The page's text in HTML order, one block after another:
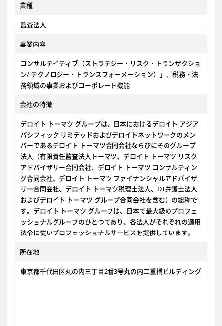
業種
監査法人
事業内容
コンサルテイティブ（ストラテジー・リスク・トランザクショ
ン/ テクノロジー・トランスフォーメーション）」、税務・法
務領域の事業およびコーポレート機能
会社の特徴
デロイト トーマツ グループは、日本におけるデロイト アジア
パシフィック リミテッドおよびデロイトネットワークのメン
バーであるデロイト トーマツ合同会社ならびにそのグループ
法人（有限責任監査法人トーマツ、デロイト トーマツ リスク
アドバイザリー合同会社、デロイト トーマツ コンサルティン
グ合同会社、デロイト トーマツ ファイナンシャルアドバイザ
リー合同会社、デロイト トーマツ税理士法人、DT弁護士法人
およびデロイト トーマツ グループ合同会社を含む）の総称で
す。デロイト トーマツ グループは、日本で最大級のプロフェ
ッショナルグループのひとつであり、各法人がそれぞれの適用
法令に従いプロフェッショナルサービスを提供しています。
所在地
東京都千代田区丸の内三丁目2番3号丸の内二重橋ビルディング